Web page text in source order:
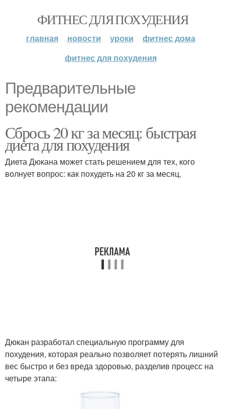
ФИТНЕС ДЛЯ ПОХУДЕНИЯ
главная новости уроки
фитнес дома
фитнес для похудения
Предварительные
рекомендации
Сбрось 20 кг за месяц: быстрая
диета для похудения
Диета Дюкана может стать решением для тех, кого
волнует вопрос: как похудеть на 20 кг за месяц.
Дюкан разработал специальную программу для
похудения, которая реально позволяет потерять лишний
вес быстро и без вреда здоровью, разделив процесс на
четыре этапа: